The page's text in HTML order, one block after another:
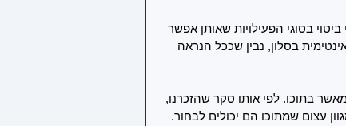
בסוגי הפעילויות שאותן אפשר
בסלון, נבין שככל הנראה
בתוכו. לפי אותו סקר שהזכרנו,
עצום שמתוכו הם יכולים לבחור.